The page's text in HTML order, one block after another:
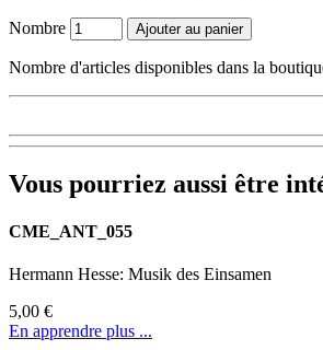
Nombre Ajouter au panier
Nombre d'articles disponibles dans la
Vous pourriez aussi être
CME_ANT_055
Hermann Hesse: Musik des Einsamen
5,00 €
En apprendre plus ...